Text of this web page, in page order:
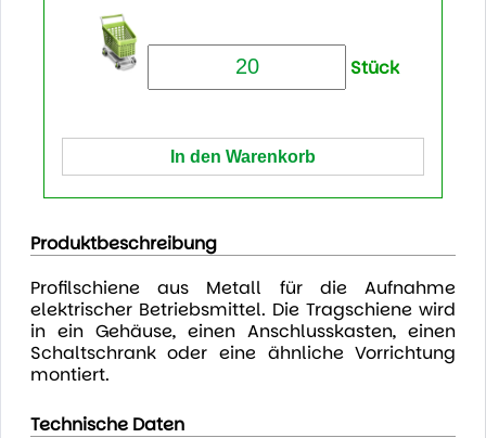
Stück
Produktbeschreibung
Profilschiene aus Metall für die Aufnahme
elektrischer Betriebsmittel. Die Tragschiene wird
in ein Gehäuse, einen Anschlusskasten, einen
Schaltschrank oder eine ähnliche Vorrichtung
montiert.
Technische Daten